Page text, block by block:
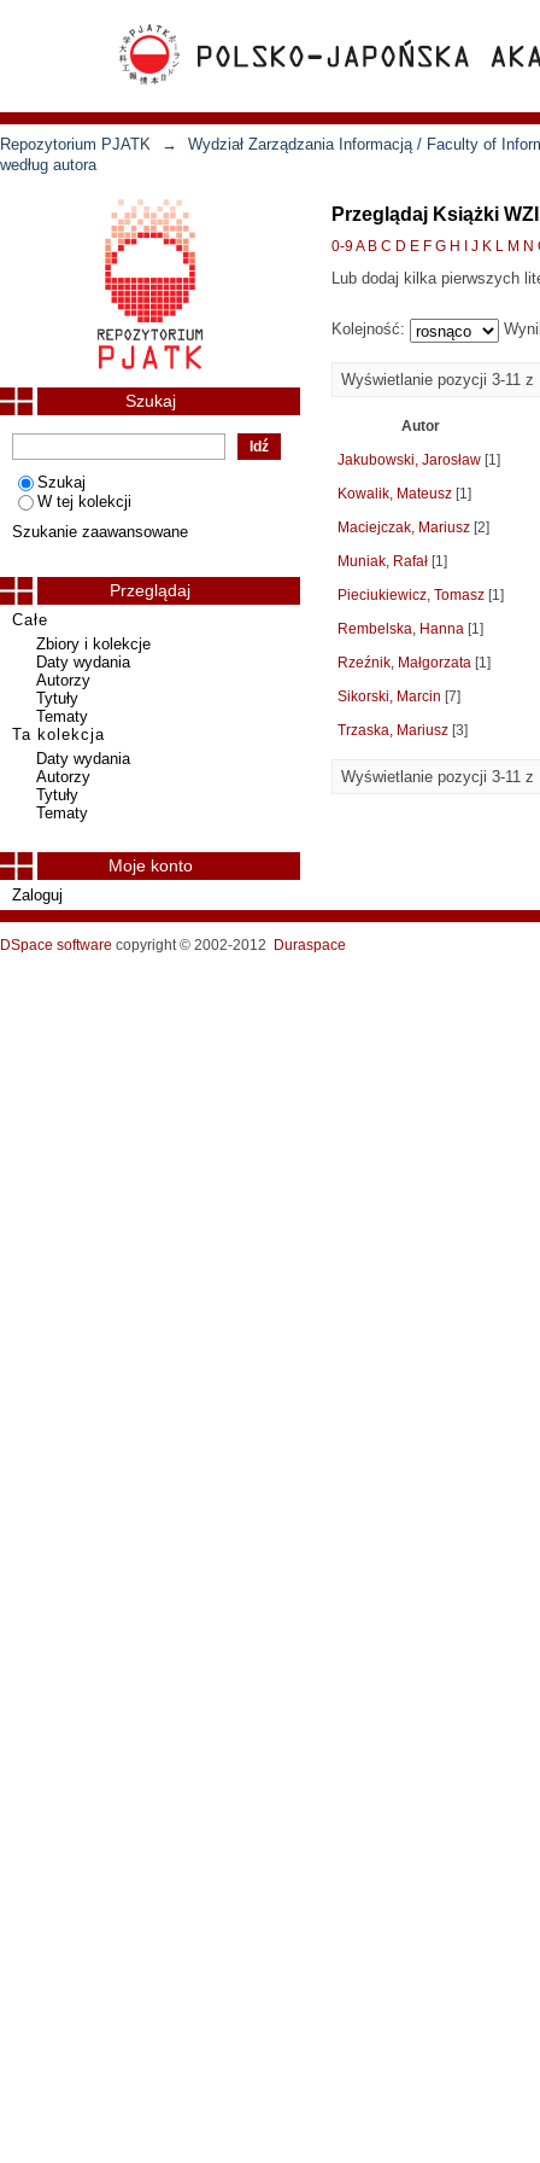
Repozytorium PJATK →
Wydział Zarządzania Informacją / Faculty of
według autora
Przeglądaj Książki
0-9A B C D E F G H J K L M N
Lub dodaj kilka pierwszych
Kolejność:
Wyświetlanie pozycji 3-11 z
Autor
Jakubowski, Jarosław [1]
Kowalik, Mateusz [1]
Maciejczak, Mariusz [2]
Muniak, Rafał [1]
Pieciukiewicz, Tomasz [1]
Rembelska, Hanna [1]
Rzeźnik, Małgorzata [1]
Sikorski, Marcin [7]
Trzaska, Mariusz [3]
Wyświetlanie pozycji 3-11 z
Szukaj
Szukaj
W tej kolekcji
Szukanie zaawansowane
Przeglądaj
Całe
Zbiory i kolekcje
Daty wydania
Autorzy
Tytuły
Tematy
Ta kolekcja
Daty wydania
Autorzy
Tytuły
Tematy
Moje konto
Zaloguj
DSpace software copyright © 2002-2012 Duraspace